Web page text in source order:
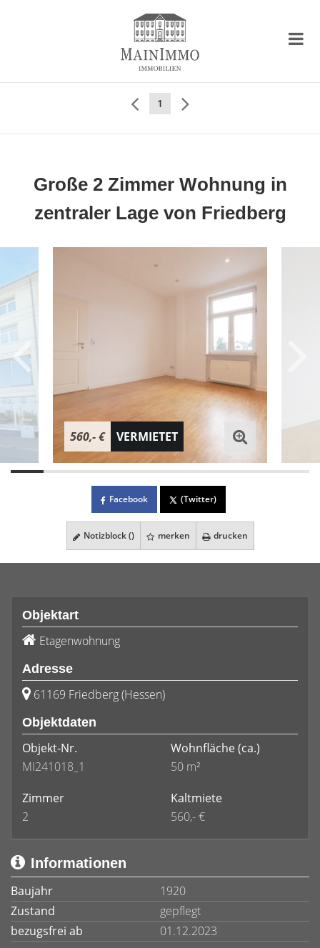
1
Große 2 Zimmer Wohnung in
zentraler Lage von Friedberg
560,- € VERMIETET
Facebook (Twitter)
Notizblock () merken drucken
Objektart
Etagenwohnung
Adresse
61169 Friedberg (Hessen)
Objektdaten
Objekt-Nr.
MI241018_1
Wohnfläche(ca.)
50 m²
Zimmer
2
Kaltmiete
560,- €
Informationen
Baujahr
1920
Zustand
gepflegt
bezugsfrei ab
01.12.2023